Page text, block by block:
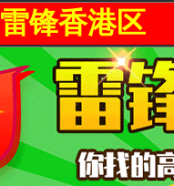
雷锋香港区